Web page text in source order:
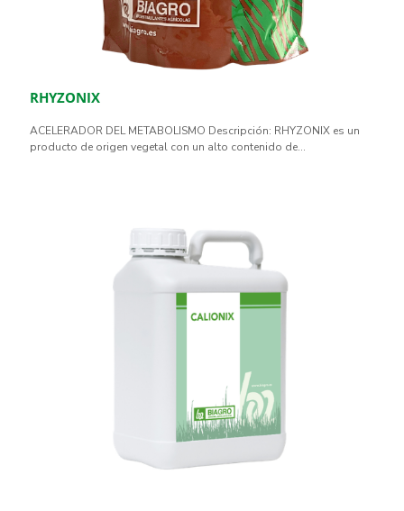
RHYZONIX
ACELERADOR DEL METABOLISMO Descripción: RHYZONIX es un
producto de origen vegetal con un alto contenido de...